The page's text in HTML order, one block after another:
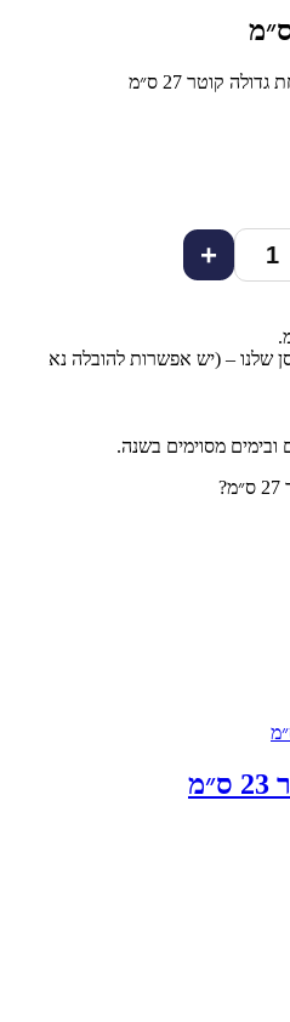
קוטר 27 ס״מ
+
שלנו – (יש אפשרות להובלה נא
מסוימים בשנה.